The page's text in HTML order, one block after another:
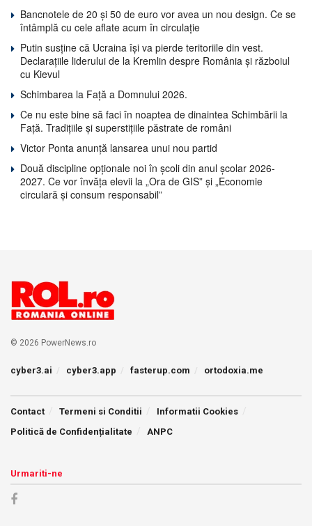
Bancnotele de 20 și 50 de euro vor avea un nou design. Ce se
întâmplă cu cele aflate acum în circulație
Putin susține că Ucraina își va pierde teritoriile din vest.
Declarațiile liderului de la Kremlin despre România și războiul
cu Kievul
Schimbarea la Față a Domnului 2026.
Ce nu este bine să faci în noaptea de dinaintea Schimbării la
Față. Tradițiile și superstițiile păstrate de români
Victor Ponta anunță lansarea unui nou partid
Două discipline opționale noi în școli din anul școlar 2026-
2027. Ce vor învăța elevii la „Ora de GIS” și „Economie
circulară și consum responsabil”
© 2026 PowerNews.ro
cyber3.ai cyber3.app fasterup.com ortodoxia.me
Contact Termeni si Conditii
Informatii Cookies
Politică de Confidențialitate
ANPC
Urmariti-ne